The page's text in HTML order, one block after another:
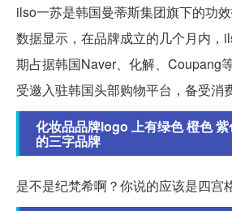
ilso一苏是韩国曼蒂斯集团旗下的功
数据显示，在品牌成立的几个月内，
期占据韩国Naver、化解、Coupang
受邀入驻韩国头部购物平台，备受消
化妆品品牌logo 上有绿色 橙色
的三字品牌
是不是纪梵希啊？你说的应该是四宫格